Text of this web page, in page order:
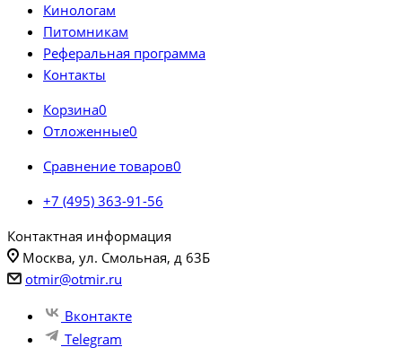
Кинологам
Питомникам
Реферальная программа
Контакты
Корзина0
Отложенные0
Сравнение товаров0
+7 (495) 363-91-56
Контактная информация
Москва, ул. Смольная, д 63Б
otmir@otmir.ru
Вконтакте
Telegram